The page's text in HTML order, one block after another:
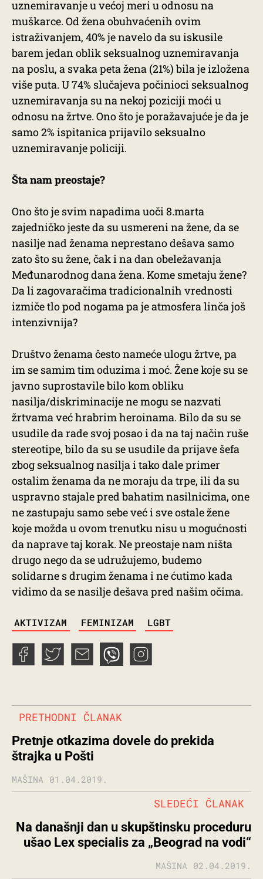
uznemiravanje u većoj meri u odnosu na
muškarce. Od žena obuhvaćenih ovim
istraživanjem, 40% je navelo da su iskusile
barem jedan oblik seksualnog uznemiravanja
na poslu, a svaka peta žena (21%) bila je izložena
više puta. U 74% slučajeva počinioci seksualnog
uznemiravanja su na nekoj poziciji moći u
odnosu na žrtve. Ono što je poražavajuće je da je
samo 2% ispitanica prijavilo seksualno
uznemiravanje policiji.
Šta nam preostaje?
Ono što je svim napadima uoči 8.marta
zajedničko jeste da su usmereni na žene, da se
nasilje nad ženama neprestano dešava samo
zato što su žene, čak i na dan obeležavanja
Međunarodnog dana žena. Kome smetaju žene?
Da li zagovaračima tradicionalnih vrednosti
izmiče tlo pod nogama pa je atmosfera linča još
intenzivnija?
Društvo ženama često nameće ulogu žrtve, pa
im se samim tim oduzima i moć. Žene koje su se
javno suprostavile bilo kom obliku
nasilja/diskriminacije ne mogu se nazvati
žrtvama već hrabrim heroinama. Bilo da su se
usudile da rade svoj posao i da na taj način ruše
stereotipe, bilo da su se usudile da prijave šefa
zbog seksualnog nasilja i tako dale primer
ostalim ženama da ne moraju da trpe, ili da su
uspravno stajale pred bahatim nasilnicima, one
ne zastupaju samo sebe već i sve ostale žene
koje možda u ovom trenutku nisu u mogućnosti
da naprave taj korak. Ne preostaje nam ništa
drugo nego da se udružujemo, budemo
solidarne s drugim ženama i ne ćutimo kada
vidimo da se nasilje dešava pred našim očima.
AKTIVIZAM FEMINIZAM LGBT
PRETHODNI ČLANAK
Pretnje otkazima dovele do prekida
štrajka u Pošti
MAŠINA 01.04.2019.
Na današnji dan u skupštinsku proceduru
ušao Lex specialis za „Beograd na vodi“
SLEDEĆI ČLANAK
MAŠINA 02.04.2019.